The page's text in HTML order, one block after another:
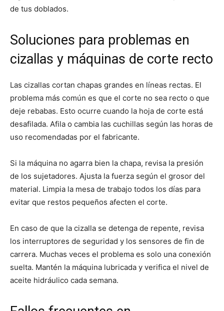
de tus doblados.
Soluciones para problemas en
cizallas y máquinas de corte recto
Las cizallas cortan chapas grandes en líneas rectas. El
problema más común es que el corte no sea recto o que
deje rebabas. Esto ocurre cuando la hoja de corte está
desafilada. Afila o cambia las cuchillas según las horas de
uso recomendadas por el fabricante.
Si la máquina no agarra bien la chapa, revisa la presión
de los sujetadores. Ajusta la fuerza según el grosor del
material. Limpia la mesa de trabajo todos los días para
evitar que restos pequeños afecten el corte.
En caso de que la cizalla se detenga de repente, revisa
los interruptores de seguridad y los sensores de fin de
carrera. Muchas veces el problema es solo una conexión
suelta. Mantén la máquina lubricada y verifica el nivel de
aceite hidráulico cada semana.